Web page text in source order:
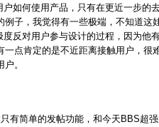
何使用产品，只有在更近一步的
子，我觉得有一些极端，不知道这
反对用户参与设计的过程，因为他
点肯定的是不近距离接触用户，很
。
简单的发帖功能，和今天BBS超